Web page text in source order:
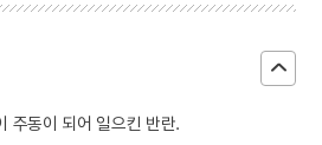
주동이 되어 일으킨 반란.